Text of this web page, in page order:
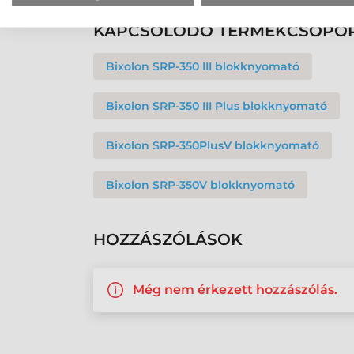
KAPCSOLÓDÓ
Bixolon SRP-350 III blokknyomató
Bixolon SRP-350 III Plus blokknyomató
Bixolon SRP-350PlusV blokknyomató
Bixolon SRP-350V blokknyomató
HOZZÁSZÓLÁSOK
Még nem érkezett hozzászólás.